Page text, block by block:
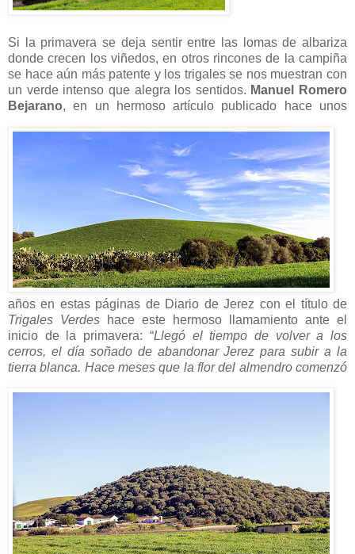
Si la primavera se deja sentir entre las lomas de albariza
donde crecen los viñedos, en otros rincones de la campiña
se hace aún más patente y los trigales se nos muestran con
un verde intenso que alegra los sentidos. Manuel Romero
Bejarano, en un hermoso artículo publicado hace unos
años en estas páginas de Diario de Jerez con el título de
Trigales Verdes hace este hermoso llamamiento ante el
inicio de la primavera: “Llegó el tiempo de volver a los
cerros, el día soñado de abandonar Jerez para subir a la
tierra blanca. Hace meses que la flordel almendro comenzó